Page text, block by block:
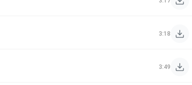
3:18
3:49